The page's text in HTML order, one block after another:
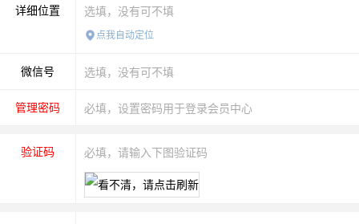
详细位置
点我自动定位
微信号
管理密码
验证码